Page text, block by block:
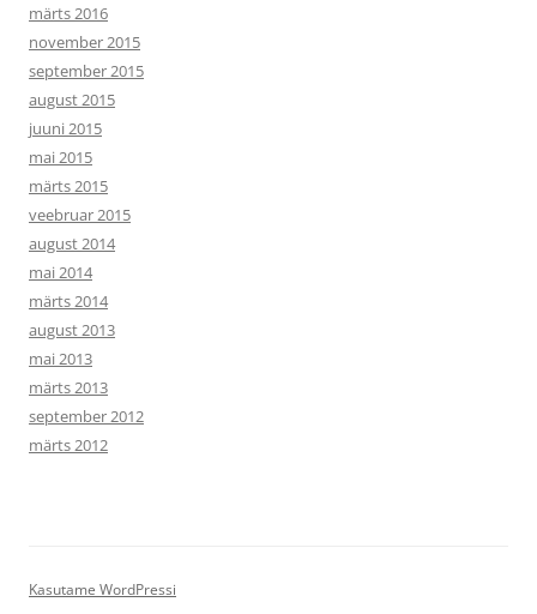
märts 2016
november 2015
september 2015
august 2015
juuni 2015
mai 2015
märts 2015
veebruar 2015
august 2014
mai 2014
märts 2014
august 2013
mai 2013
märts 2013
september 2012
märts 2012
Kasutame WordPressi